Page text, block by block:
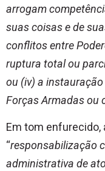
arrogam
suas coisas e de
conflitos entre
ruptura total ou
ou (iv) a
Forças Armadas ou
Em tom enfurecido,
“responsabilização
administrativa de